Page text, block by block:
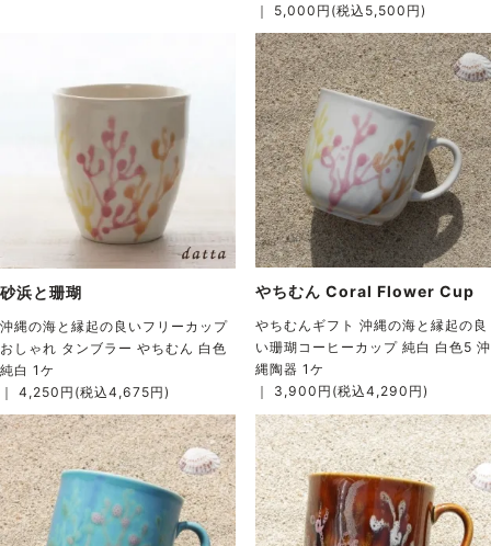
｜ 5,000円(税込5,500円)
砂浜と珊瑚
沖縄の海と縁起の良いフリーカップ
おしゃれ タンブラー やちむん 白色
純白 1ケ
｜ 4,250円(税込4,675円)
やちむん Coral Flower Cup
やちむんギフト 沖縄の海と縁起の良
い珊瑚コーヒーカップ 純白 白色5 沖
縄陶器 1ケ
｜ 3,900円(税込4,290円)